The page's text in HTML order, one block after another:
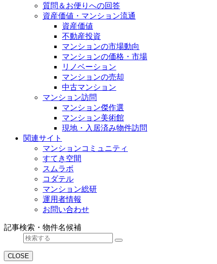
質問＆お便りへの回答
資産価値・マンション流通
資産価値
不動産投資
マンションの市場動向
マンションの価格・市場
リノベーション
マンションの売却
中古マンション
マンション訪問
マンション傑作選
マンション美術館
現地・入居済み物件訪問
関連サイト
マンションコミュニティ
すてき空間
スムラボ
コダテル
マンション総研
運用者情報
お問い合わせ
記事検索・物件名候補
CLOSE